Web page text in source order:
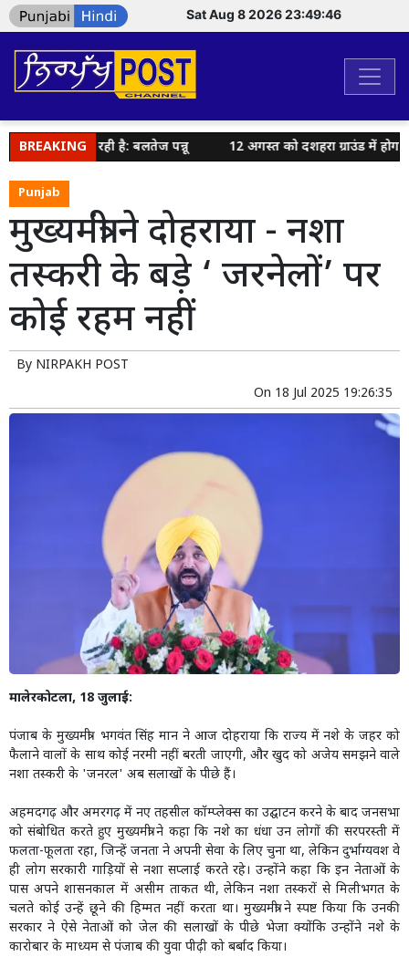
Sat Aug 8 2026 23:49:47
BREAKING
कोशिश कर रही है: बलतेज पन्नू 12 अगस्त को दशहरा ग्राउंड में होगा
Punjab
मुख्यमंत्री ने दोहराया - नशा
तस्करी के बड़े ‘ जरनेलों’ पर
कोई रहम नहीं
By NIRPAKH POST
On 18 Jul 2025 19:26:35
मालेरकोटला, 18 जुलाई:
पंजाब के मुख्यमंत्री भगवंत सिंह मान ने आज दोहराया कि राज्य में नशे के जहर को
फैलाने वालों के साथ कोई नरमी नहीं बरती जाएगी, और खुद को अजेय समझने वाले
नशा तस्करी के 'जनरल' अब सलाखों के पीछे हैं।
अहमदगढ़ और अमरगढ़ में नए तहसील कॉम्प्लेक्स का उद्घाटन करने के बाद जनसभा
को संबोधित करते हुए मुख्यमंत्री ने कहा कि नशे का धंधा उन लोगों की सरपरस्ती में
फलता-फूलता रहा, जिन्हें जनता ने अपनी सेवा के लिए चुना था, लेकिन दुर्भाग्यवश वे
ही लोग सरकारी गाड़ियों से नशा सप्लाई करते रहे। उन्होंने कहा कि इन नेताओं के
पास अपने शासनकाल में असीम ताकत थी, लेकिन नशा तस्करों से मिलीभगत के
चलते कोई उन्हें छूने की हिम्मत नहीं करता था। मुख्यमंत्री ने स्पष्ट किया कि उनकी
सरकार ने ऐसे नेताओं को जेल की सलाखों के पीछे भेजा क्योंकि उन्होंने नशे के
कारोबार के माध्यम से पंजाब की युवा पीढ़ी को बर्बाद किया।